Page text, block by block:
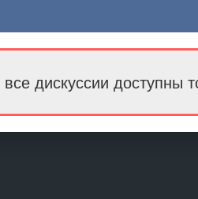
дискуссии доступны